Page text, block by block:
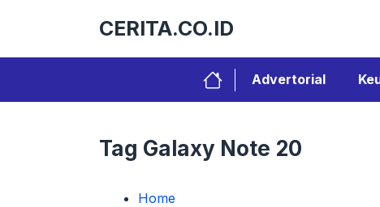
CERITA.CO.ID
Advertorial
Tag Galaxy Note 20
Home